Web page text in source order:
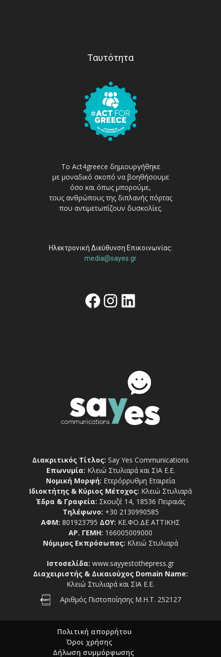
Ταυτότητα
Το Act4greece δημιουργήθηκε
με μοναδικό σκοπό να βοηθήσουμε
όσο και όπως μπορούμε,
τους ανθρώπους της διπλανής πόρτας
που αντιμετωπίζουν δυσκολίες.
Ηλεκτρονική Διεύθυνση Επικοινωνίας:
media@sayes.gr
Facebook
Instagram
Linkedin
Διακριτικός Τίτλος: Say Yes Communications
Επωνυμία: Κλειώ Στυλιαρά και ΣΙΑ Ε.Ε.
Νομική Μορφή: Ετερόρρυθμη Εταιρεία
Ιδιοκτήτης & Κύριος Μέτοχος: Κλειώ Στυλιαρά
Έδρα & Γραφεία: Σκουζέ 14, 18536 Πειραιάς
Τηλέφωνο: +30 2130990585
ΑΦΜ: 801923795 ΔΟΥ: ΚΕ.ΦΟ.ΔΕ ΑΤΤΙΚΗΣ
ΑΡ. ΓΕΜΗ: 166005009000
Νόμιμος Εκπρόσωπος: Κλειώ Στυλιαρά
Ιστοσελίδα: www.sayyestothepress.gr
Διαχειριστής & Δικαιούχος Domain Name:
Κλειώ Στυλιαρά και ΣΙΑ Ε.Ε.
Αριθμός Πιστοποίησης Μ.Η.Τ. 252127
Πολιτική απορρήτου
Όροι χρήσης
Δήλωση συμμόρφωσης